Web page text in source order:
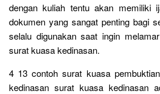
dengan kuliah tentu akan memiliki
dokumen yang sangat penting bagi
selalu digunakan saat ingin
surat kuasa kedinasan.
4 13 contoh surat kuasa
kedinasan surat kuasa kedinasan